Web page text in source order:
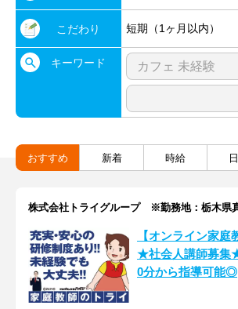
こだわり 短期（1ヶ月以内）
キーワード
おすすめ 新着 時給
株式会社トライグループ ※勤務地：栃木県
【オンライン家
★社会人講師募集
0分から指導可能◎